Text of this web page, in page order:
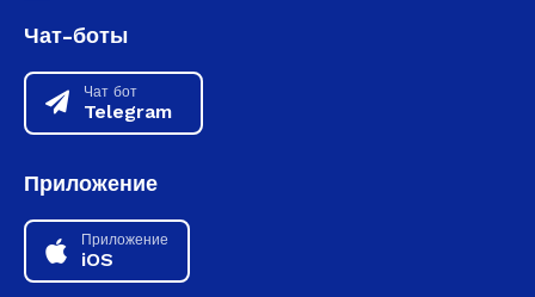
Чат-боты
Чат бот
Telegram
Приложение
Приложение
iOS